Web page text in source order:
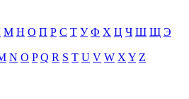
М Н О П Р С Т У Ф Х Ц Ч Ш Щ Э
N O P Q R S T U V W X Y Z